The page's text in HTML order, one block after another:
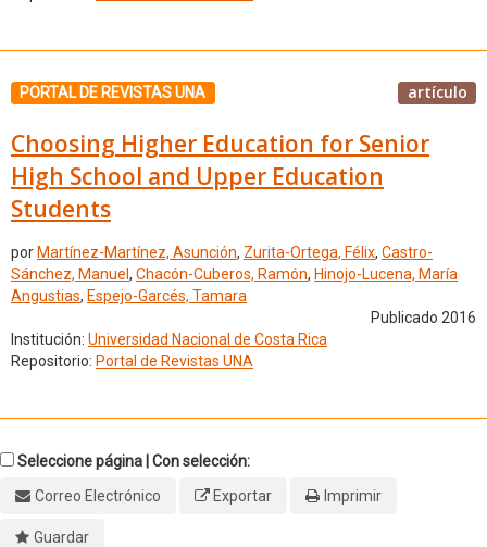
PORTAL DE REVISTAS UNA artículo
Choosing Higher Education for Senior
High School and Upper Education
Students
por Martínez-Martínez, Asunción, Zurita-Ortega, Félix, Castro-
Sánchez, Manuel , Chacón-Cuberos, Ramón, Hinojo-Lucena, María
Angustias, Espejo-Garcés, Tamara
Publicado 2016
Institución: Universidad Nacional de Costa Rica
Repositorio: Portal de Revistas UNA
Seleccione página | Con selección:
Correo Electrónico
Exportar Imprimir
Guardar